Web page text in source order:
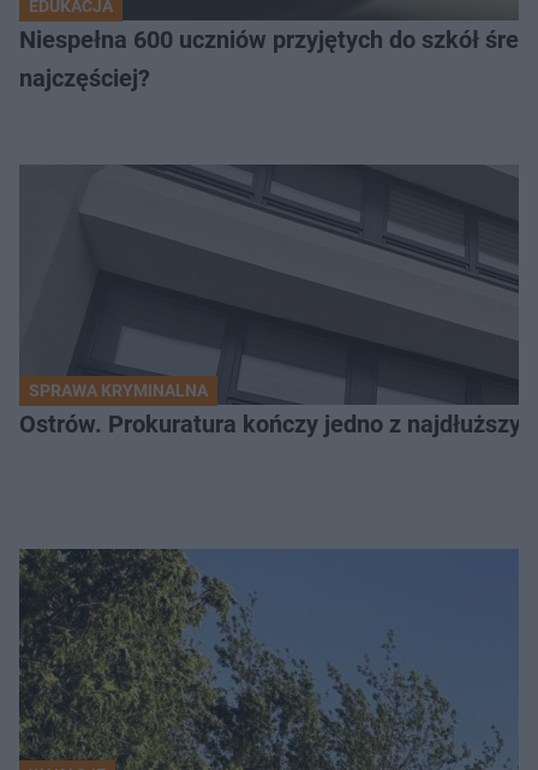
EDUKACJA
Niespełna 600 uczniów przyjętych do szkół
najczęściej?
SPRAWA KRYMINALNA
Ostrów. Prokuratura kończy jedno z